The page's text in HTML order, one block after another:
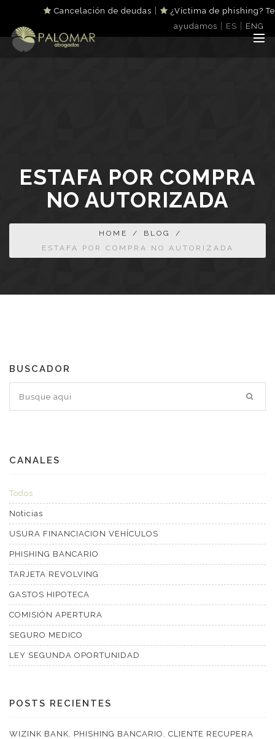
Cancelación de deudas
¿Víctima de phishing? Te
ayudamos
ES ENG
ESTAFA POR COMPRA
NO AUTORIZADA
HOME / BLOG
/
ESTAFA POR COMPRA NO AUTORIZADA
BUSCADOR
CANALES
Todos
Noticias
USURA FINANCIACION VEHÍCULOS
PHISHING BANCARIO
TARJETA REVOLVING
GASTOS HIPOTECA
COMISIÓN APERTURA
SEGURO MEDICO
LEY SEGUNDA OPORTUNIDAD
POSTS RECIENTES
WIZINK BANK. PHISHING BANCARIO. CLIENTE RECUPERA